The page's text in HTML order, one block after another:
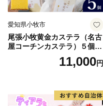
愛知県小牧市
尾張小牧黄金カステラ（名古
屋コーチンカステラ）５個入
名古屋コーチン カステラ ザ
ラメ 常温 愛知県 小牧市 アン
11,000円